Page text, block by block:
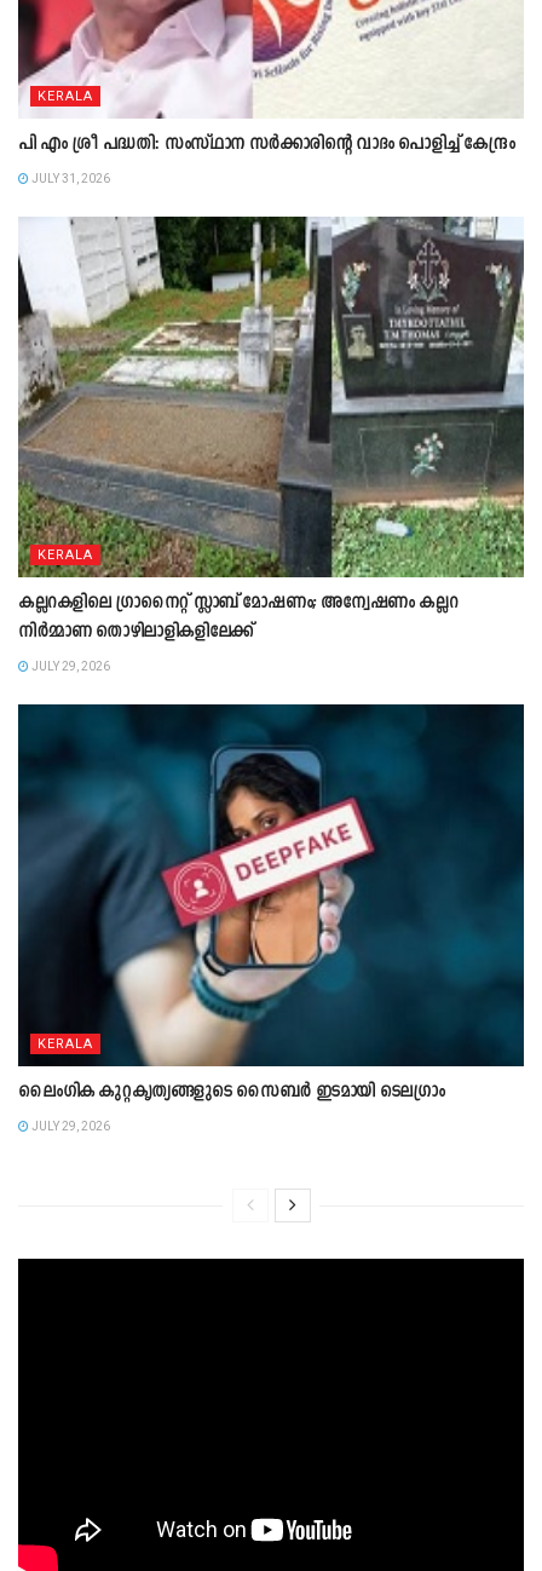
KERALA
പി എം ശ്രീ പദ്ധതി: സംസ്ഥാന സർക്കാരിന്റെ വാദം പൊളിച്ച് കേന്ദ്രം
JULY 31, 2026
KERALA
കല്ലറകളിലെ ഗ്രാനൈറ്റ് സ്ലാബ് മോഷണം; അന്വേഷണം കല്ലറ
നിർമ്മാണ തൊഴിലാളികളിലേക്ക്
JULY 29, 2026
KERALA
ലൈംഗിക കുറ്റകൃത്യങ്ങളുടെ സൈബർ ഇടമായി ടെലഗ്രാം
JULY 29, 2026